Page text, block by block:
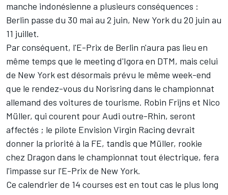
manche indonésienne a plusieurs conséquences :
Berlin passe du 30 mai au 2 juin, New York du 20 juin au
11 juillet.
Par conséquent, l'E-Prix de Berlin n'aura pas lieu en
même temps que le meeting d'Igora en DTM, mais celui
de New York est désormais prévu le même week-end
que le rendez-vous du Norisring dans le championnat
allemand des voitures de tourisme. Robin Frijns et Nico
Müller, qui courent pour Audi outre-Rhin, seront
affectés ; le pilote Envision Virgin Racing devrait
donner la priorité à la FE, tandis que Müller, rookie
chez Dragon dans le championnat tout électrique, fera
l'impasse sur l'E-Prix de New York.
Ce calendrier de 14 courses est en tout cas le plus long